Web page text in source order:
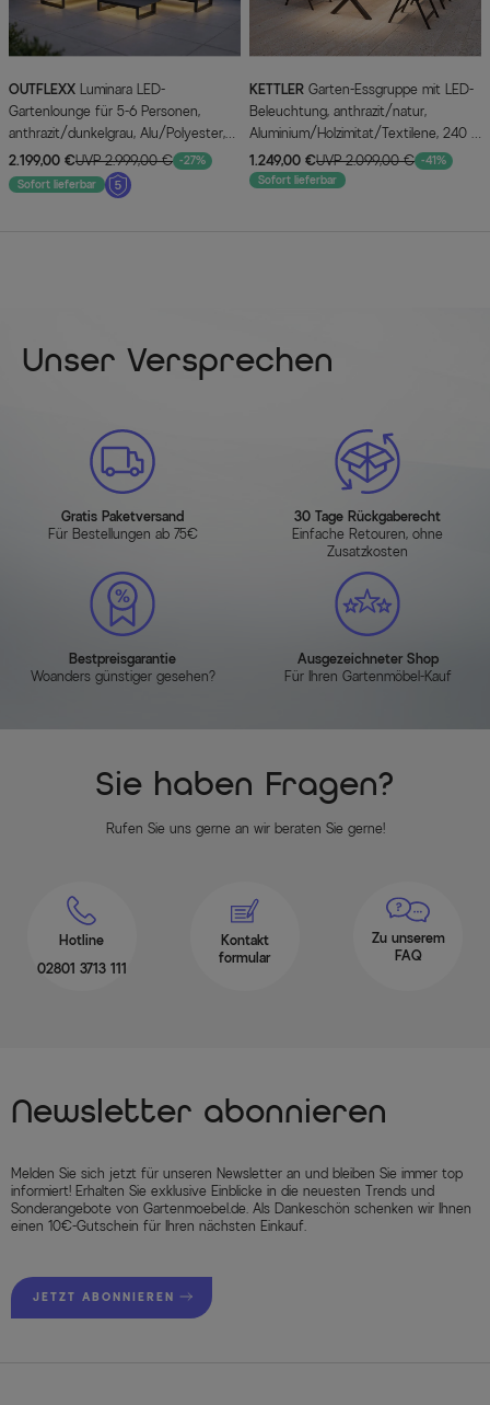
OUTFLEXX
Gartenlounge für 5-6 Personen,
anthrazit/dunkelgrau, Alu/Polyester,
pulverbeschichtet, beleuchtet
2.199,00 €UVP 2.999,00 € -27%
Sofort lieferbar
KETTLER
Beleuchtung, anthrazit/natur,
Aluminium/Holzimitat/Textilene, 240 x
100 cm Tisch, 4 Klappstühle
1.249,00 €UVP 2.099,00 € -41%
Sofort lieferbar
Unser Versprechen
Gratis Paketversand
Für Bestellungen ab 75€
30 Tage Rückgaberecht
Einfache Retouren, ohne
Zusatzkosten
Bestpreisgarantie
Woanders günstiger gesehen?
Ausgezeichneter Shop
Für Ihren Gartenmöbel-Kauf
Sie haben Fragen?
Rufen Sie uns gerne an wir beraten Sie gerne!
Hotline
02801 3713 111
Kontakt
formular
Zu unserem
FAQ
Newsletter abonnieren
Melden Sie sich jetzt für unseren Newsletter an und bleiben Sie immer top
informiert! Erhalten Sie exklusive Einblicke in die neuesten Trends und
Sonderangebote von Gartenmoebel.de. Als Dankeschön schenken wir Ihnen
einen 10€-Gutschein für Ihren nächsten Einkauf.
JETZT ABONNIEREN